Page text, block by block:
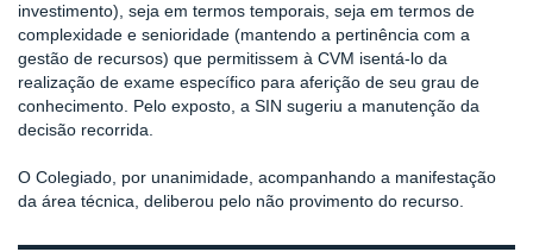
investimento), seja em termos temporais, seja em termos de
complexidade e senioridade (mantendo a pertinência com a
gestão de recursos) que permitissem à CVM isentá-lo da
realização de exame específico para aferição de seu grau de
conhecimento. Pelo exposto, a SIN sugeriu a manutenção da
decisão recorrida.
O Colegiado, por unanimidade, acompanhando a manifestação
da área técnica, deliberou pelo não provimento do recurso.